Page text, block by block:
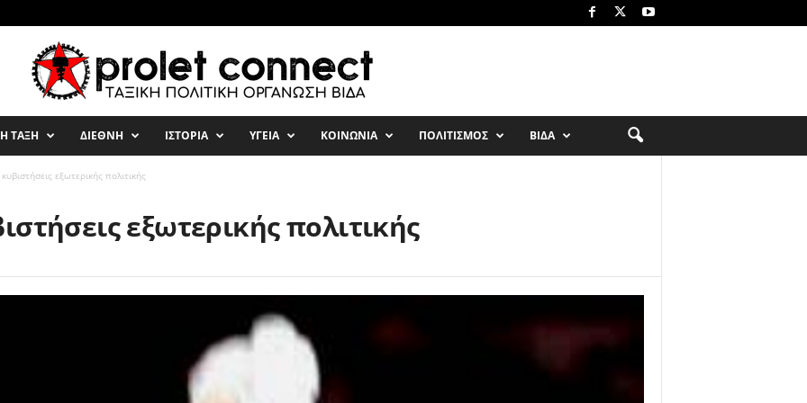
ΤΑΞΗ ΔΙΕΘΝΗ ΙΣΤΟΡΙΑ ΥΓΕΙΑ ΚΟΙΝΩΝΙΑ ΠΟΛΙΤΙΣΜΟΣ ΒΙΔΑ
εξωτερικής πολιτικής
εξωτερικής πολιτικής